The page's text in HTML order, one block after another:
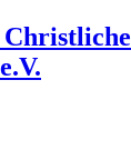
Christliche